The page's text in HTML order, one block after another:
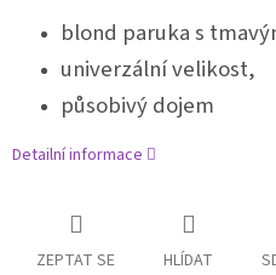
blond paruka s
univerzální velikost,
působivý dojem
Detailní informace
ZEPTAT SE HLÍDAT